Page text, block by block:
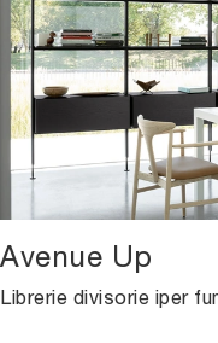
Avenue Up